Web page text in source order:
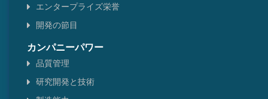
ベンゼンタイプ
エンタープライズ栄誉
開発の節目
カンパニーパワー
品質管理
研究開発と技術